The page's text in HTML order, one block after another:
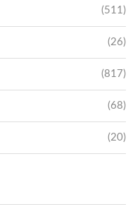
(511)
(26)
(817)
(68)
(20)